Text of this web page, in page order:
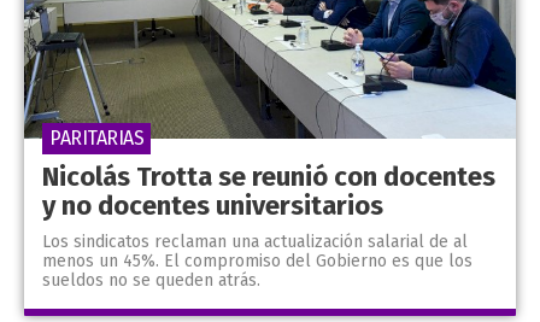
Nicolás Trotta se reunió con docentes
y no docentes universitarios
Los sindicatos reclaman una actualización salarial de al
menos un 45%. El compromiso del Gobierno es que los
sueldos no se queden atrás.
PARITARIAS